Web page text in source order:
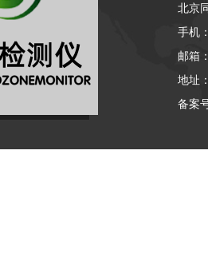
北京
手机
邮箱
地址
备案